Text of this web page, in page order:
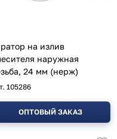
на излив
наружная
24 мм (нерж)
105286
ОПТОВЫЙ ЗАКАЗ